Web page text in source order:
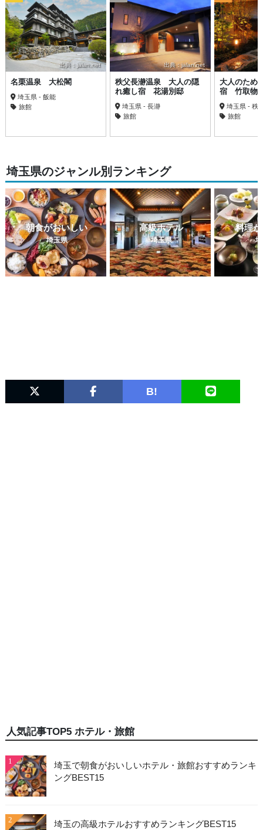
出典：jalan.net
名栗温泉 大松閣
埼玉県 - 飯能
旅館
出典：jalan.net
秩父長瀞温泉 大人の隠
れ癒し宿 花湯別邸
埼玉県 - 長瀞
旅館
大人のため
宿 竹取物
埼玉県 - 秩
旅館
埼玉県のジャンル別ランキング
朝食がおいしい
埼玉県
高級ホテル
埼玉県
料理
B!
人気記事TOP5 ホテル・旅館
1
埼玉で朝食がおいしいホテル・旅館おすすめランキ
ングBEST15
2 埼玉の高級ホテルおすすめランキングBEST15